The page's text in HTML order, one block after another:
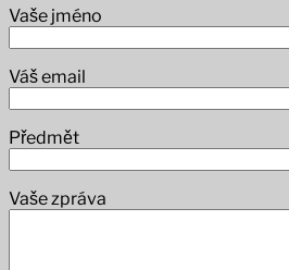
Vaše jméno
Váš email
Předmět
Vaše zpráva